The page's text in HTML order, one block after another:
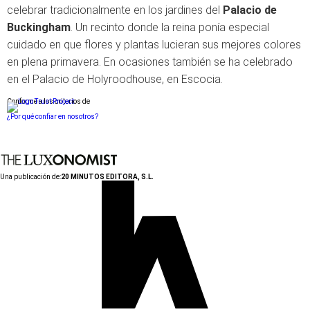
celebrar tradicionalmente en los jardines del Palacio de
Buckingham. Un recinto donde la reina ponía especial
cuidado en que flores y plantas lucieran sus mejores colores
en plena primavera. En ocasiones también se ha celebrado
en el Palacio de Holyroodhouse, en Escocia.
Conforme a los criterios de
¿Por qué confiar en nosotros?
Una publicación de:20 MINUTOS EDITORA, S.L.